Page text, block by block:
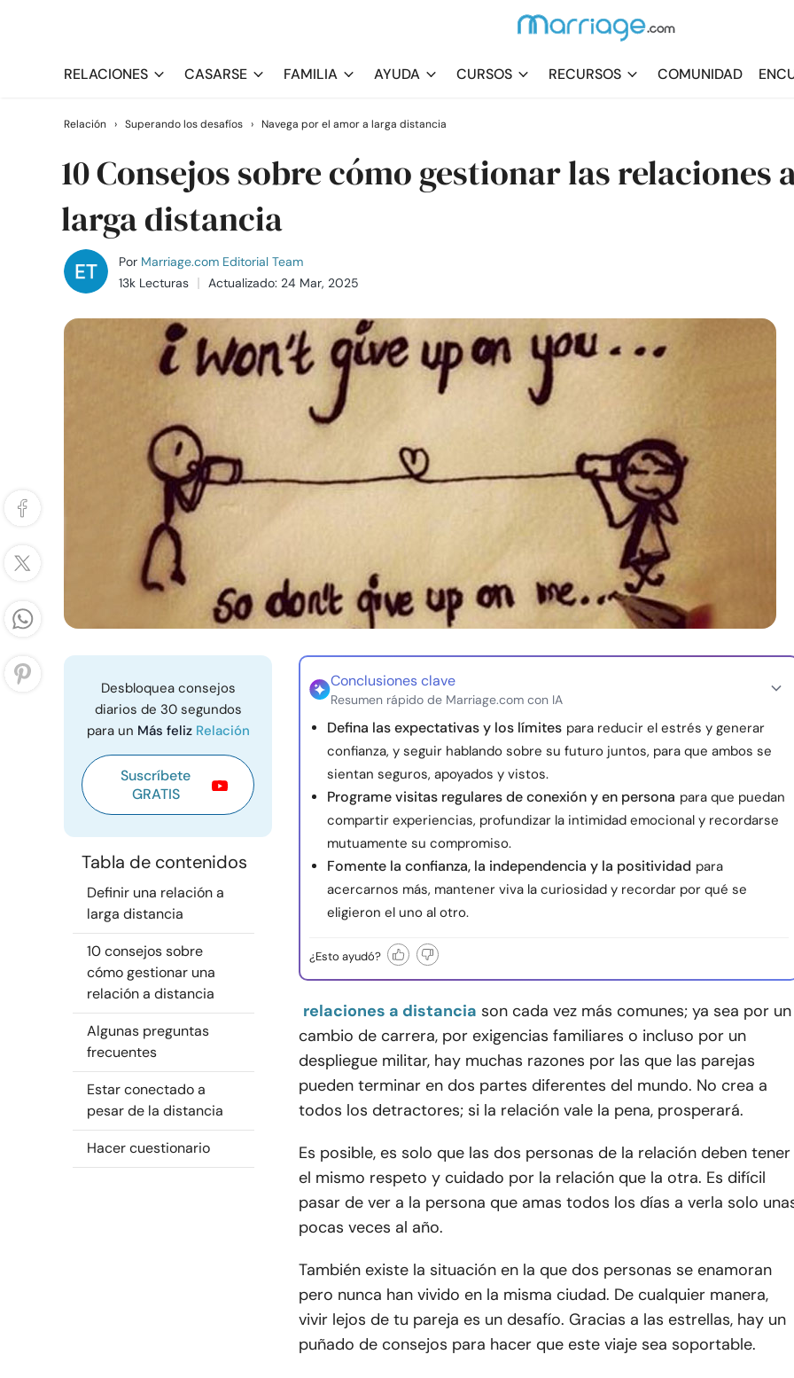
RELACIONES CASARSE FAMILIA AYUDA CURSOS RECURSOS COMUNIDAD
Relación › Superando los desafíos › Navega por el amor a larga distancia
10 Consejos sobre cómo gestionar las relaciones
larga distancia
Por Marriage.com Editorial Team
13k Lecturas
Actualizado: 24 Mar, 2025
Desbloquea consejos
diarios de 30 segundos
para un Más feliz Relación
Suscríbete
GRATIS
Tabla de contenidos
Definir una relación a
larga distancia
10 consejos sobre
cómo gestionar una
relación a distancia
Algunas preguntas
frecuentes
Estar conectado a
pesar de la distancia
Hacer cuestionario
Conclusiones clave
Resumen rápido de Marriage.com con IA
Defina las expectativas y los límites para reducir el estrés y generar
confianza, y seguir hablando sobre su futuro juntos, para que ambos se
sientan seguros, apoyados y vistos.
Programe visitas regulares de conexión y en persona para que puedan
compartir experiencias, profundizar la intimidad emocional y recordarse
mutuamente su compromiso.
Fomente la confianza, la independencia y la positividad para
acercarnos más, mantener viva la curiosidad y recordar por qué se
eligieron el uno al otro.
¿Esto ayudó?
relaciones a distancia son cada vez más comunes; ya sea por un
cambio de carrera, por exigencias familiares o incluso por un
despliegue militar, hay muchas razones por las que las parejas
pueden terminar en dos partes diferentes del mundo. No crea a
todos los detractores; si la relación vale la pena, prosperará.
Es posible, es solo que las dos personas de la relación deben tener
el mismo respeto y cuidado por la relación que la otra. Es difícil
pasar de ver a la persona que amas todos los días a verla solo
pocas veces al año.
También existe la situación en la que dos personas se enamoran
pero nunca han vivido en la misma ciudad. De cualquier manera,
vivir lejos de tu pareja es un desafío. Gracias a las estrellas, hay un
puñado de consejos para hacer que este viaje sea soportable.